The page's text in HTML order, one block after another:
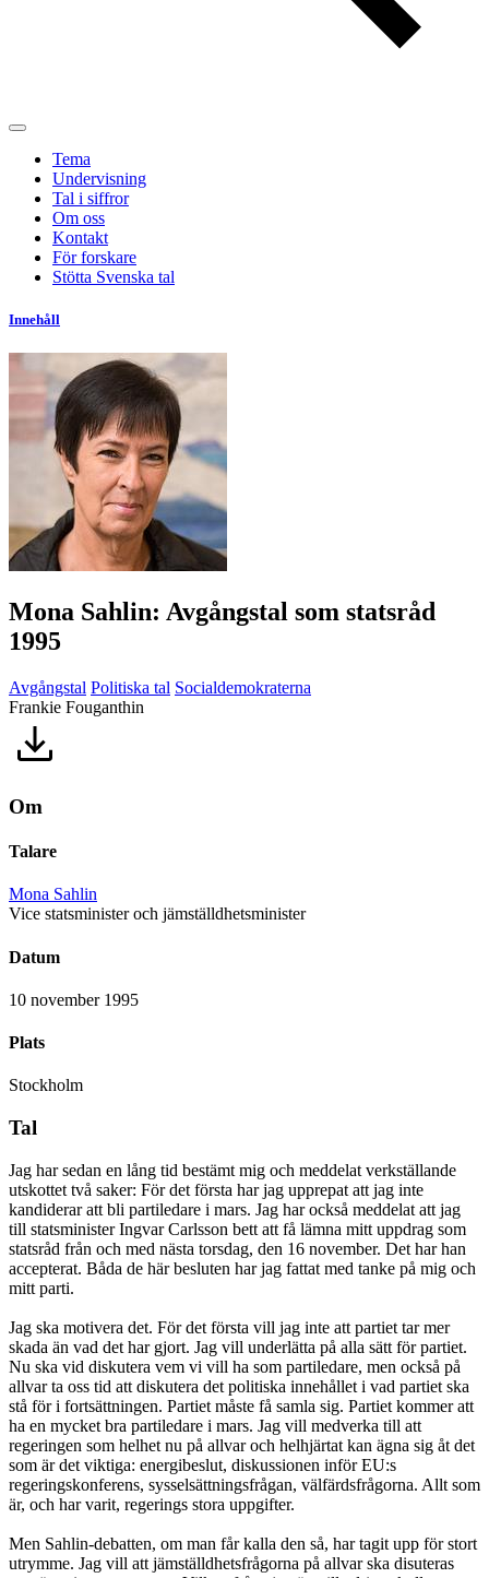
Tema
Undervisning
Tal i siffror
Om oss
Kontakt
För forskare
Stötta Svenska tal
Innehåll
Mona Sahlin: Avgångstal som statsråd
1995
Avgångstal Politiska tal Socialdemokraterna
Frankie Fouganthin
Om
Talare
Mona Sahlin
Vice statsminister och jämställdhetsminister
Datum
10 november 1995
Plats
Stockholm
Tal
Jag har sedan en lång tid bestämt mig och meddelat verkställande
utskottet två saker: För det första har jag upprepat att jag inte
kandiderar att bli partiledare i mars. Jag har också meddelat att jag
till statsminister Ingvar Carlsson bett att få lämna mitt uppdrag som
statsråd från och med nästa torsdag, den 16 november. Det har han
accepterat. Båda de här besluten har jag fattat med tanke på mig och
mitt parti.
Jag ska motivera det. För det första vill jag inte att partiet tar mer
skada än vad det har gjort. Jag vill underlätta på alla sätt för partiet.
Nu ska vid diskutera vem vi vill ha som partiledare, men också på
allvar ta oss tid att diskutera det politiska innehållet i vad partiet ska
stå för i fortsättningen. Partiet måste få samla sig. Partiet kommer att
ha en mycket bra partiledare i mars. Jag vill medverka till att
regeringen som helhet nu på allvar och helhjärtat kan ägna sig åt det
som är det viktiga: energibeslut, diskussionen inför EU:s
regeringskonferens, sysselsättningsfrågan, välfärdsfrågorna. Allt som
är, och har varit, regerings stora uppgifter.
Men Sahlin-debatten, om man får kalla den så, har tagit upp för stort
utrymme. Jag vill att jämställdhetsfrågorna på allvar ska disuteras